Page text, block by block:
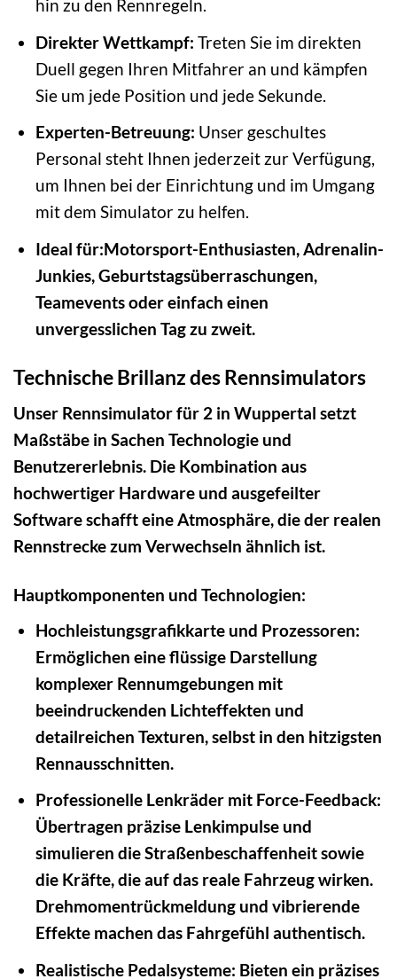
hin zu den Rennregeln.
Direkter Wettkampf: Treten Sie im direkten
Duell gegen Ihren Mitfahrer an und kämpfen
Sie um jede Position und jede Sekunde.
Experten-Betreuung: Unser geschultes
Personal steht Ihnen jederzeit zur Verfügung,
um Ihnen bei der Einrichtung und im Umgang
mit dem Simulator zu helfen.
Ideal für:Motorsport-Enthusiasten, Adrenalin-
Junkies, Geburtstagsüberraschungen,
Teamevents oder einfach einen
unvergesslichen Tag zu zweit.
Technische Brillanz des Rennsimulators
Unser Rennsimulator für 2 in Wuppertal setzt
Maßstäbe in Sachen Technologie und
Benutzererlebnis. Die Kombination aus
hochwertiger Hardware und ausgefeilter
Software schafft eine Atmosphäre, die der realen
Rennstrecke zum Verwechseln ähnlich ist.
Hauptkomponenten und Technologien:
Hochleistungsgrafikkarte und Prozessoren:
Ermöglichen eine flüssige Darstellung
komplexer Rennumgebungen mit
beeindruckenden Lichteffekten und
detailreichen Texturen, selbst in den hitzigsten
Rennausschnitten.
Professionelle Lenkräder mit Force-Feedback:
Übertragen präzise Lenkimpulse und
simulieren die Straßenbeschaffenheit sowie
die Kräfte, die auf das reale Fahrzeug wirken.
Drehmomentrückmeldung und vibrierende
Effekte machen das Fahrgefühl authentisch.
Realistische Pedalsysteme: Bieten ein präzises